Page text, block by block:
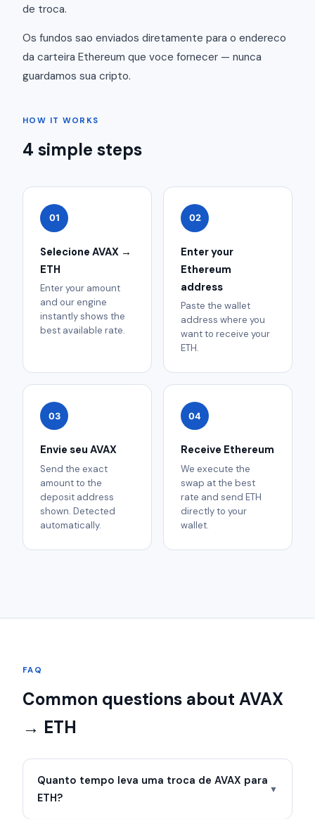
de troca.
Os fundos sao enviados diretamente para o endereco
da carteira Ethereum que voce fornecer — nunca
guardamos sua cripto.
HOW IT WORKS
4 simple steps
01
Selecione AVAX →
ETH
Enter your amount
and our engine
instantly shows the
best available rate.
02
Enter your
Ethereum
address
Paste the wallet
address where you
want to receive your
ETH.
03
Envie seu AVAX
Send the exact
amount to the
deposit address
shown. Detected
automatically.
04
Receive Ethereum
We execute the
swap at the best
rate and send ETH
directly to your
wallet.
FAQ
Common questions about AVAX
→ ETH
Quanto tempo leva uma troca de AVAX para
ETH?
▼